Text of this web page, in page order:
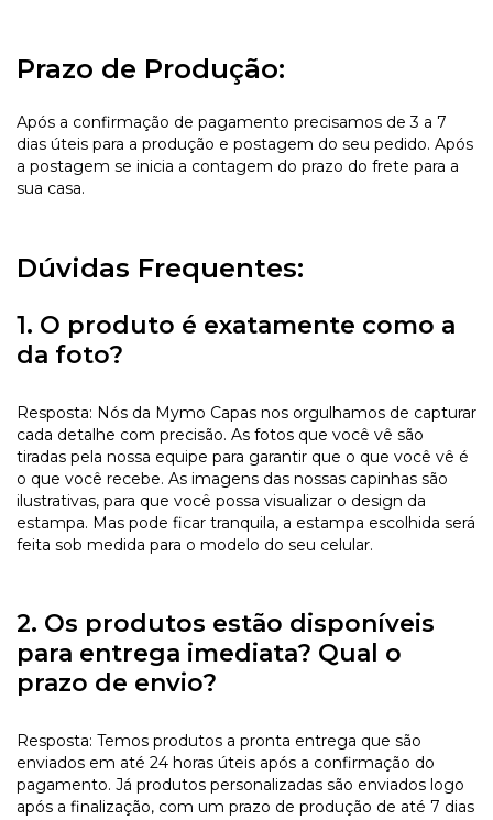
Prazo de Produção:
Após a confirmação de pagamento precisamos de 3 a 7
dias úteis para a produção e postagem do seu pedido. Após
a postagem se inicia a contagem do prazo do frete para a
sua casa.
Dúvidas Frequentes:
1. O produto é exatamente como a
da foto?
Resposta: Nós da Mymo Capas nos orgulhamos de capturar
cada detalhe com precisão. As fotos que você vê são
tiradas pela nossa equipe para garantir que o que você vê é
o que você recebe. As imagens das nossas capinhas são
ilustrativas, para que você possa visualizar o design da
estampa. Mas pode ficar tranquila, a estampa escolhida será
feita sob medida para o modelo do seu celular.
2. Os produtos estão disponíveis
para entrega imediata? Qual o
prazo de envio?
Resposta: Temos produtos a pronta entrega que são
enviados em até 24 horas úteis após a confirmação do
pagamento. Já produtos personalizadas são enviados logo
após a finalização, com um prazo de produção de até 7 dias